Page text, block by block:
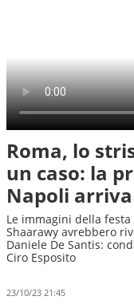
Roma, lo
un caso: la
Napoli
Le immagini della
Shaarawy avrebbero
Daniele De Santis:
Ciro Esposito
23/10/23 21:45